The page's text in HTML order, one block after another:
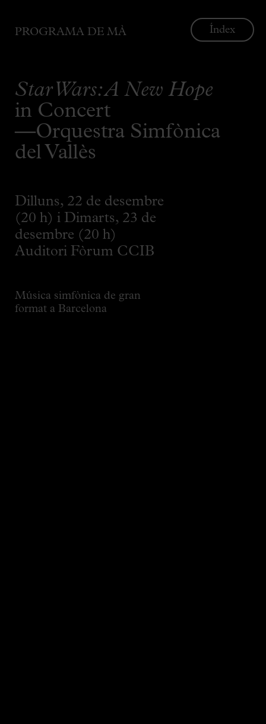
PROGRAMA DE MÀ
Star Wars: A New Hope
in Concert
—Orquestra Simfònica
del Vallès
Dilluns, 22 de desembre
(20 h) i Dimarts, 23 de
desembre (20 h)
Auditori Fòrum CCIB
Música simfònica de gran
format a Barcelona
Índex